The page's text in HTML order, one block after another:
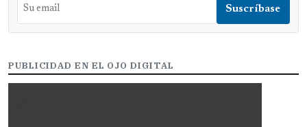
PUBLICIDAD EN EL OJO DIGITAL